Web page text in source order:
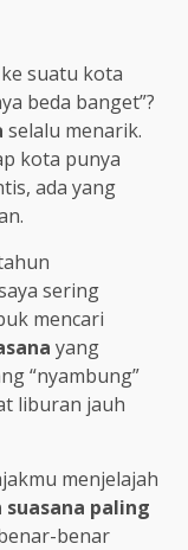
suatu kota
beda banget”?
selalu menarik.
kota punya
ada yang
sering
mencari
yang
“nyambung”
liburan jauh
menjelajah
paling
benar